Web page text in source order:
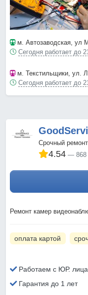
м. Автозаводская, ул
Сегодня работает до
м. Текстильщики, ул.
Сегодня работает до
Срочный
4.54 868
Ремонт камер
оплата картой
Работаем с ЮР.
Гарантия до 1 лет